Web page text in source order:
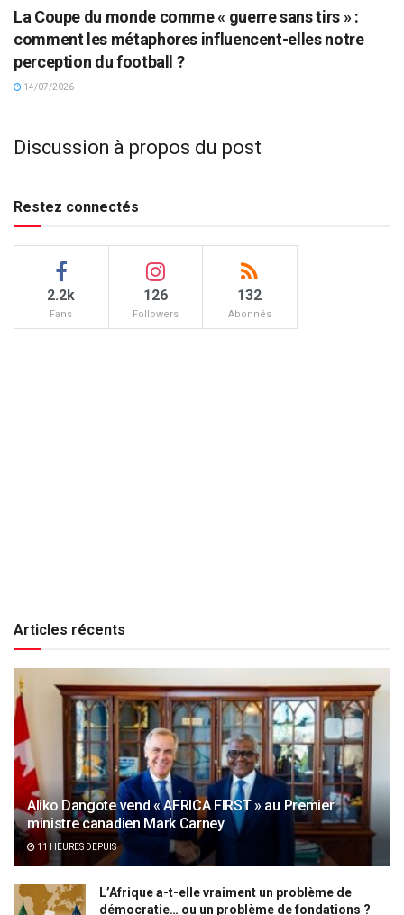
La Coupe du monde comme « guerre sans tirs » :
comment les métaphores influencent-elles notre
perception du football ?
14/07/2026
Discussion à propos du post
Restez connectés
2.2k
Fans
126
Followers
132
Abonnés
Articles récents
Aliko Dangote vend « AFRICA FIRST » au Premier
ministre canadien Mark Carney
11 HEURES DEPUIS
L’Afrique a-t-elle vraiment un problème de
démocratie… ou un problème de fondations ?